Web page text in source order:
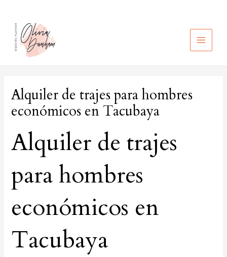
contenido
MAIN
Alquiler de trajes para hombres
económicos en Tacubaya
Alquiler de trajes
para hombres
económicos en
Tacubaya